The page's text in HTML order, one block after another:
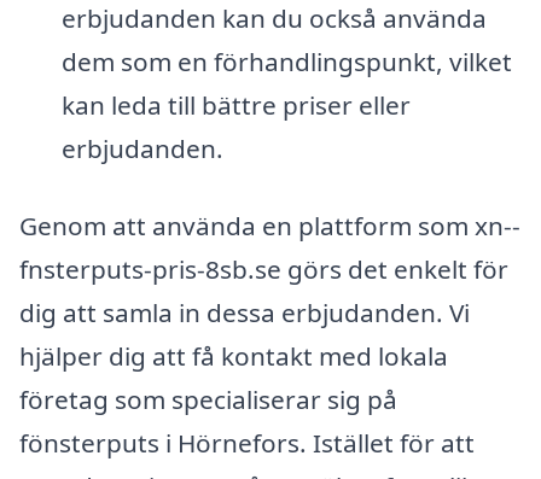
erbjudanden kan du också använda
dem som en förhandlingspunkt, vilket
kan leda till bättre priser eller
erbjudanden.
Genom att använda en plattform som xn--
fnsterputs-pris-8sb.se görs det enkelt för
dig att samla in dessa erbjudanden. Vi
hjälper dig att få kontakt med lokala
företag som specialiserar sig på
fönsterputs i Hörnefors. Istället för att